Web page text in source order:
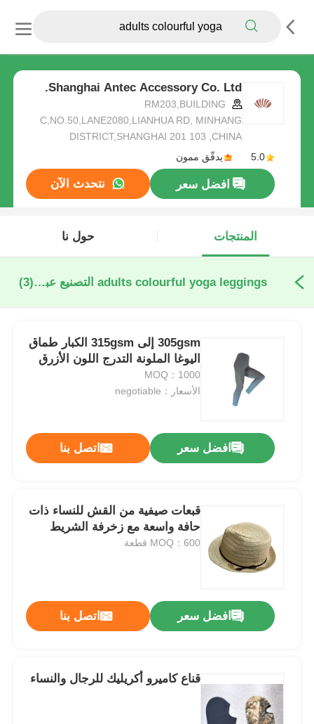
Shanghai Antec Accessory Co. Ltd.
RM203,BUILDING
C,NO.50,LANE2080,LIANHUA RD, MINHANG
DISTRICT,SHANGHAI 201 103 ,CHINA
5.0
يدقّق ممون
افضل سعر نتحدث الآن
المنتجات حول نا
adults colourful yoga leggings التصنيع عبر الإنترنت(3)
305gsm إلى 315gsm الكبار طماق
اليوغا الملونة التدرج اللون الأزرق
MOQ：1000
الأسعار：negotiable
افضل سعر اتصل بنا
قبعات صيفية من القش للنساء ذات
حافة واسعة مع زخرفة الشريط
MOQ：600 قطعة
افضل سعر اتصل بنا
قناع كاميرو أكريليك للرجال والنساء